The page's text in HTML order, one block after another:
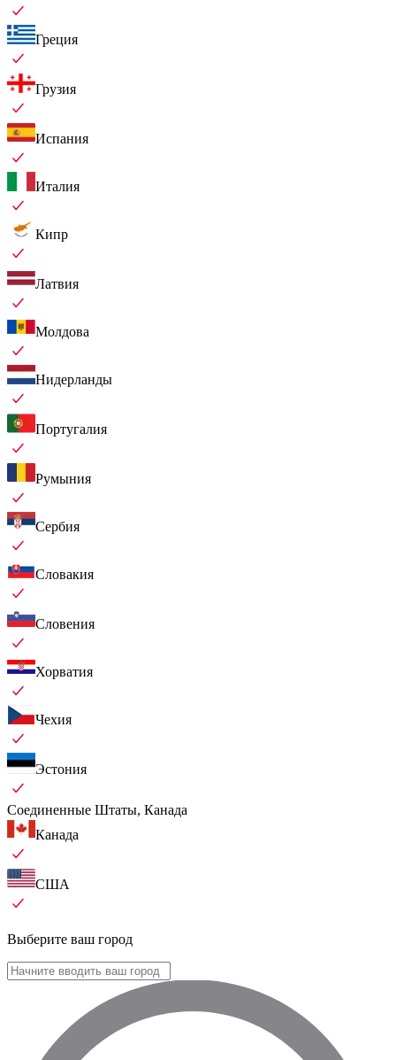
Греция
Грузия
Испания
Италия
Кипр
Латвия
Молдова
Нидерланды
Португалия
Румыния
Сербия
Словакия
Словения
Хорватия
Чехия
Эстония
Соединенные Штаты, Канада
Канада
США
Выберите ваш город